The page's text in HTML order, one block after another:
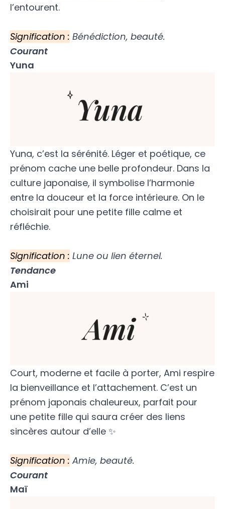
l’entourent.
Signification : Bénédiction, beauté.
Courant
Yuna
Yuna, c’est la sérénité. Léger et poétique, ce
prénom cache une belle profondeur. Dans la
culture japonaise, il symbolise l’harmonie
entre la douceur et la force intérieure. On le
choisirait pour une petite fille calme et
réfléchie.
Signification : Lune ou lien éternel.
Tendance
Ami
Court, moderne et facile à porter, Ami respire
la bienveillance et l’attachement. C’est un
prénom japonais chaleureux, parfait pour
une petite fille qui saura créer des liens
sincères autour d’elle ✨
Signification : Amie, beauté.
Courant
Maï